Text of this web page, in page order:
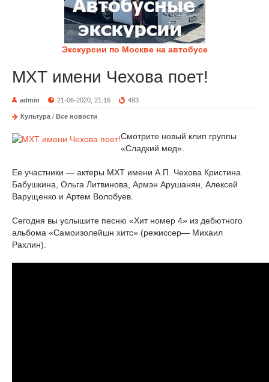
Экскурсии по Москве на автобусе
МХТ имени Чехова поет!
admin 21-06-2020, 21:16 483
Культура / Все новости
Смотрите новый клип группы
«Сладкий мед».
Ее участники — актеры МХТ имени А.П. Чехова Кристина
Бабушкина, Ольга Литвинова, Армэн Арушанян, Алексей
Варущенко и Артем Волобуев.
Сегодня вы услышите песню «Хит номер 4» из дебютного
альбома «Самоизолейшн хитс» (режиссер— Михаил
Рахлин).